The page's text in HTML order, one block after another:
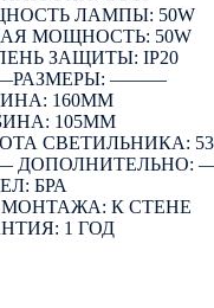
ЛАМПЫ: 50W
МОЩНОСТЬ: 50W
ЗАЩИТЫ: IP20
―――
160ММ
105ММ
СВЕТИЛЬНИКА:
ДОПОЛНИТЕЛЬНО:
БРА
К СТЕНЕ
1 ГОД